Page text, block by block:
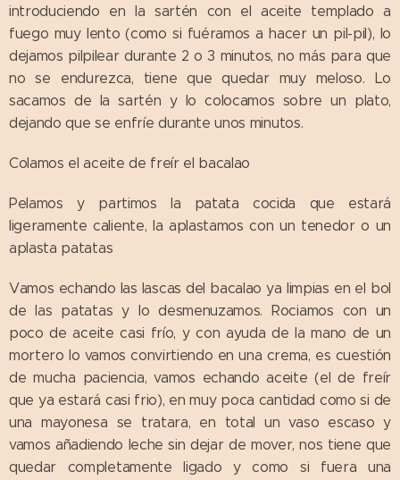
introduciendo en la sartén con el aceite templado a
fuego muy lento (como si fuéramos a hacer un pil-pil), lo
dejamos pilpilear durante 2 o 3 minutos, no más para que
no se endurezca, tiene que quedar muy meloso. Lo
sacamos de la sartén y lo colocamos sobre un plato,
dejando que se enfríe durante unos minutos.
Colamos el aceite de freír el bacalao
Pelamos y partimos la patata cocida que estará
ligeramente caliente, la aplastamos con un tenedor o un
aplasta patatas
Vamos echando las lascas del bacalao ya limpias en el bol
de las patatas y lo desmenuzamos. Rociamos con un
poco de aceite casi frío, y con ayuda de la mano de un
mortero lo vamos convirtiendo en una crema, es cuestión
de mucha paciencia, vamos echando aceite (el de freír
que ya estará casi frio), en muy poca cantidad como si de
una mayonesa se tratara, en total un vaso escaso y
vamos añadiendo leche sin dejar de mover, nos tiene que
quedar completamente ligado y como si fuera una